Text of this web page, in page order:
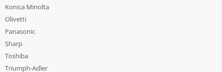
Konica Minolta
Olivetti
Panasonic
Sharp
Toshiba
Triumph-Adler